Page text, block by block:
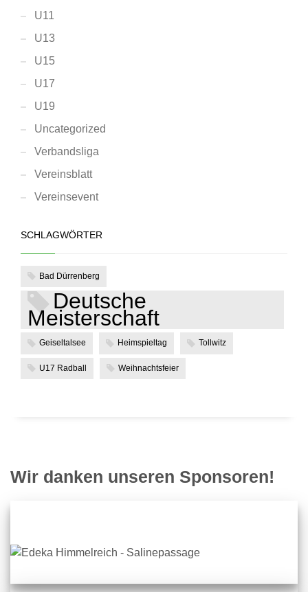
U11
U13
U15
U17
U19
Uncategorized
Verbandsliga
Vereinsblatt
Vereinsevent
SCHLAGWÖRTER
Bad Dürrenberg
Deutsche
Meisterschaft
Geiseltalsee Heimspieltag Tollwitz
U17 Radball Weihnachtsfeier
Wir danken unseren Sponsoren!